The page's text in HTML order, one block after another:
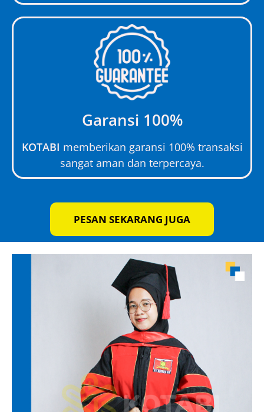
Garansi 100%
KOTABI memberikan garansi 100% transaksi
sangat aman dan terpercaya.
PESAN SEKARANG JUGA